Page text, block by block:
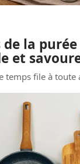
la
et
temps file à toute